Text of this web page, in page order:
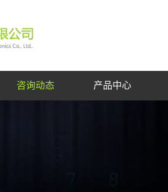
咨询动态 产品中心